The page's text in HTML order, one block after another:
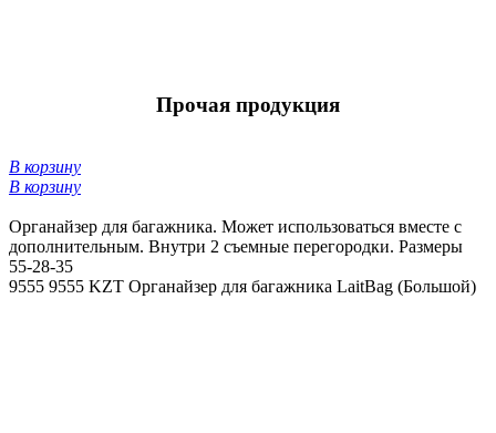
Прочая продукция
В корзину
В корзину
Органайзер для багажника. Может использоваться вместе с
дополнительным. Внутри 2 съемные перегородки. Размеры
55-28-35
9555 9555 KZT Органайзер для багажника LaitBag (Большой)